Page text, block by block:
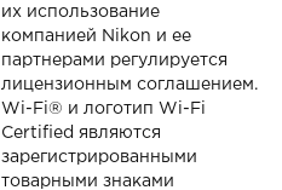
их использование
компанией Nikon и ее
партнерами регулируется
лицензионным соглашением.
Wi-Fi® и логотип Wi-Fi
Certified являются
зарегистрированными
товарными знаками